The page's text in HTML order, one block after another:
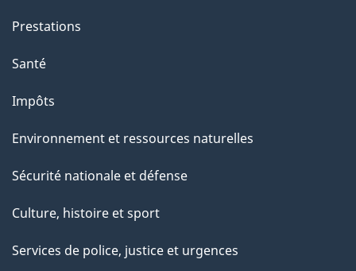
e
p
g
e
Prestations
Santé
Impôts
Environnement et ressources naturelles
Sécurité nationale et défense
Culture, histoire et sport
Services de police, justice et urgences